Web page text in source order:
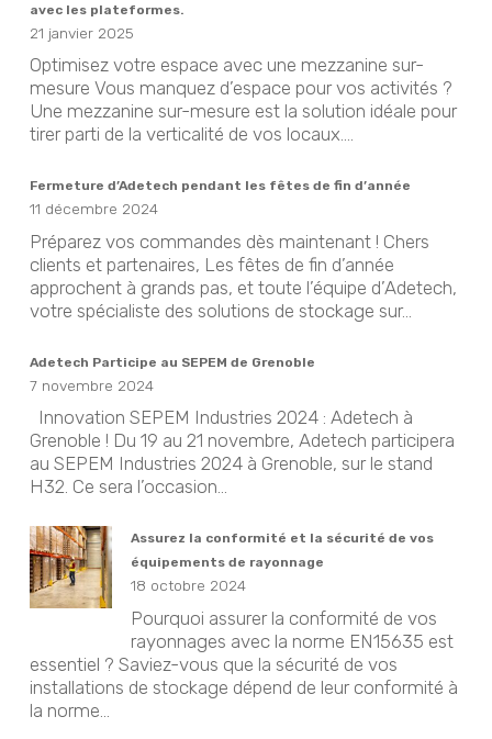
avec les plateformes.
21 janvier 2025
Optimisez votre espace avec une mezzanine sur-
mesure Vous manquez d’espace pour vos activités ?
Une mezzanine sur-mesure est la solution idéale pour
tirer parti de la verticalité de vos locaux....
Fermeture d’Adetech pendant les fêtes de fin d’année
11 décembre 2024
Préparez vos commandes dès maintenant ! Chers
clients et partenaires, Les fêtes de fin d’année
approchent à grands pas, et toute l’équipe d’Adetech,
votre spécialiste des solutions de stockage sur...
Adetech Participe au SEPEM de Grenoble
7 novembre 2024
Innovation SEPEM Industries 2024 : Adetech à
Grenoble ! Du 19 au 21 novembre, Adetech participera
au SEPEM Industries 2024 à Grenoble, sur le stand
H32. Ce sera l’occasion...
Assurez la conformité et la sécurité de vos
équipements de rayonnage
18 octobre 2024
Pourquoi assurer la conformité de vos
rayonnages avec la norme EN15635 est
essentiel ? Saviez-vous que la sécurité de vos
installations de stockage dépend de leur conformité à
la norme...